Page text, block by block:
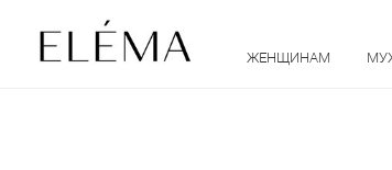
ЖЕНЩИНАМ